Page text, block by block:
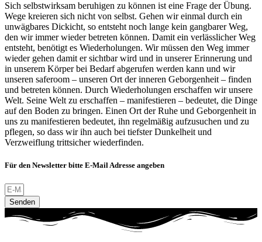
Sich selbstwirksam beruhigen zu können ist eine Frage der Übung.
Wege kreieren sich nicht von selbst. Gehen wir einmal durch ein
unwägbares Dickicht, so entsteht noch lange kein gangbarer Weg,
den wir immer wieder betreten können. Damit ein verlässlicher Weg
entsteht, benötigt es Wiederholungen. Wir müssen den Weg immer
wieder gehen damit er sichtbar wird und in unserer Erinnerung und
in unserem Körper bei Bedarf abgerufen werden kann und wir
unseren saferoom – unseren Ort der inneren Geborgenheit – finden
und betreten können. Durch Wiederholungen erschaffen wir unsere
Welt. Seine Welt zu erschaffen – manifestieren – bedeutet, die Dinge
auf den Boden zu bringen. Einen Ort der Ruhe und Geborgenheit in
uns zu manifestieren bedeutet, ihn regelmäßig aufzusuchen und zu
pflegen, so dass wir ihn auch bei tiefster Dunkelheit und
Verzweiflung trittsicher wiederfinden.
Für den Newsletter bitte E-Mail Adresse angeben
Senden